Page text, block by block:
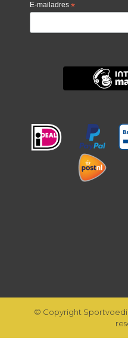
E-mailadres *
© Copyright